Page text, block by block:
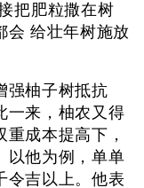
把肥粒撒在树
会 给壮年树施放
强柚子树抵抗
一来，柚农又得
成本提高下，
以他为例，单单
令吉以上。他表